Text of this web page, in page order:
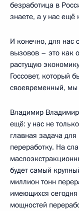
безработица в
знаете, а у нас
И конечно, для нас
вызовов – это как
растущую
Госсовет, который
своевременный, мы
Владимир
ещё: у нас не
главная задача
переработку. На
будет самый
миллион тонн
имеющихся
мощностей